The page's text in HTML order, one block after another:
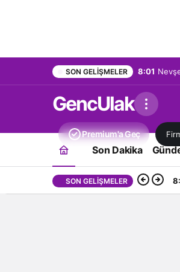
SON GELIŞMELER 8:01
GencUlak
Premium'a Geç
Son Dakika
SON GELIŞMELER